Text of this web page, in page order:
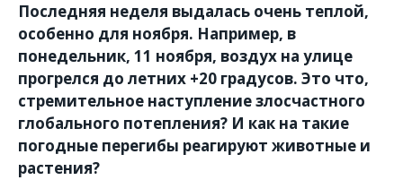
Последняя неделя выдалась очень теплой,
особенно для ноября. Например, в
понедельник, 11 ноября, воздух на улице
прогрелся до летних +20 градусов. Это что,
стремительное наступление злосчастного
глобального потепления? И как на такие
погодные перегибы реагируют животные и
растения?